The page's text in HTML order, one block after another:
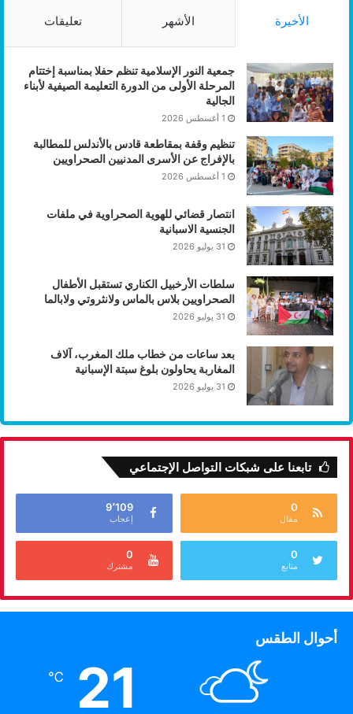
الأخيرة الأشهر تعليقات
جمعية النور الإسلامية تنظم حفلا بمناسبة إختتام
المرحلة الأولى من الدورة التعليمة الصيفية لأبناء
الجالية
1 أغسطس 2026
تنظيم وقفة بمقاطعة قادس بالأندلس للمطالبة
بالإفراج عن الأسرى المدنيين الصحراويين
1 أغسطس 2026
انتصار قضائي للهوية الصحراوية في ملفات
الجنسية الاسبانية
31 يوليو 2026
سلطات الأرخبيل الكناري تستقبل الأطفال
الصحراويين بلاس بالماس ولانثروتي ولابالما
31 يوليو 2026
بعد ساعات من خطاب ملك المغرب، آلاف
المغاربة يحاولون بلوغ سبتة الإسبانية
31 يوليو 2026
تابعنا على شبكات التواصل الإجتماعي
0
مقال
9٬109
إعجاب
0
متابع
0
مشترك
أحوال الطقس
21
℃